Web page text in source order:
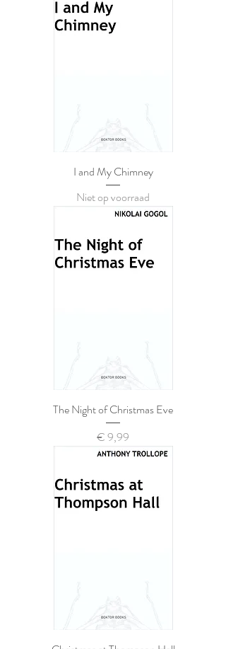
I and My Chimney
Niet op voorraad
The Night of Christmas Eve
Prijs
€ 9,99